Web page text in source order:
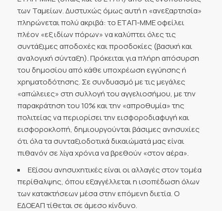
των Ταμείων. Δυστυχώς όμως αυτή η «ανεξαρτησία»
πληρώνεται πολύ ακριβά: το ΕΤΑΠ-ΜΜΕ οφείλει
πλέον «εξ ιδίων πόρων» να καλύπτει όλες τις
συντάξιμες αποδοχές και προσδοκίες (βασική και
αναλογική σύνταξη). Πρόκειται για πλήρη απόσυρση
του δημοσίου από κάθε υποχρέωση εγγύησης ή
χρηματοδότησης. Σε συνδυασμό με τις μεγάλες
«απώλειες» στη συλλογή του αγγελιοσήμου, με την
παρακράτηση του 10% και την «απροθυμία» της
πολιτείας να περιορίσει την εισφοροδιαφυγή και
εισφοροκλοπή, δημιουργούνται βάσιμες ανησυχίες
ότι όλα τα συνταξιοδοτικά δικαιώματά μας είναι
πιθανόν σε λίγα χρόνια να βρεθούν «στον αέρα».
Εξίσου ανησυχητικές είναι οι αλλαγές στον τομέα
περίθαλψης, όπου εξαγγέλλεται η ισοπέδωση όλων
των κατακτήσεων μέσα στην επόμενη διετία. Ο
ΕΔΟΕΑΠ τίθεται σε άμεσο κίνδυνο.